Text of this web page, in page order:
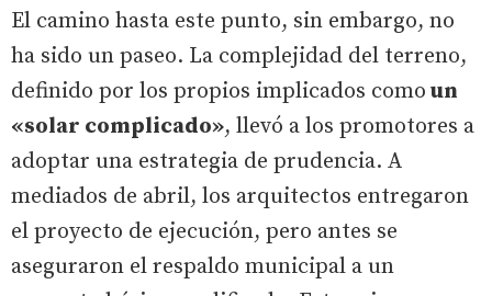
El camino hasta este punto, sin embargo, no
ha sido un paseo. La complejidad del terreno,
definido por los propios implicados como un
«solar complicado», llevó a los promotores a
adoptar una estrategia de prudencia. A
mediados de abril, los arquitectos entregaron
el proyecto de ejecución, pero antes se
aseguraron el respaldo municipal a un